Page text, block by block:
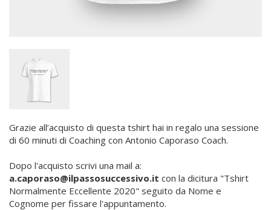
Grazie all’acquisto di questa tshirt hai in regalo una sessione
di 60 minuti di Coaching con Antonio Caporaso Coach.
Dopo l'acquisto scrivi una mail a:
a.caporaso@ilpassosuccessivo.it con la dicitura "Tshirt
Normalmente Eccellente 2020" seguito da Nome e
Cognome per fissare l'appuntamento.